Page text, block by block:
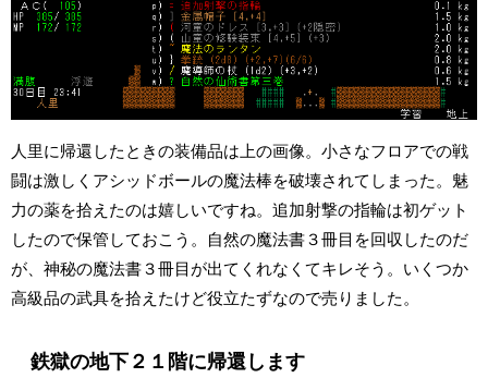
人里に帰還したときの装備品は上の画像。小さなフロアでの戦
闘は激しくアシッドボールの魔法棒を破壊されてしまった。魅
力の薬を拾えたのは嬉しいですね。追加射撃の指輪は初ゲット
したので保管しておこう。自然の魔法書３冊目を回収したのだ
が、神秘の魔法書３冊目が出てくれなくてキレそう。いくつか
高級品の武具を拾えたけど役立たずなので売りました。
鉄獄の地下２１階に帰還します